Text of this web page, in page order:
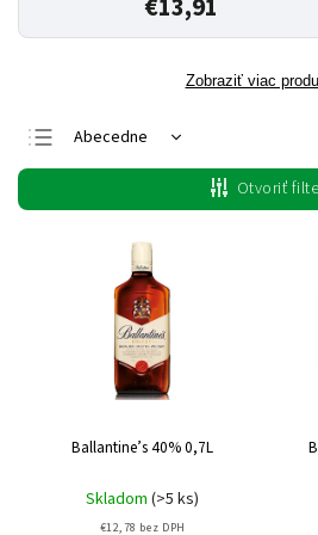
€13,91
Zobraziť viac
Abecedne
Najlacnejšie
Najdrahšie
Najpredávanejšie
Otvoriť
Ballantine’s 40% 0,7L
Skladom (>5 ks)
€12,78 bez DPH